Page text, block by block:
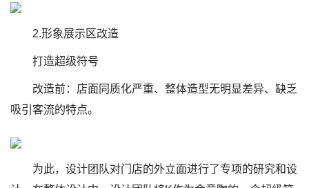
2.形象展示区改造
打造超级符号
改造前：店面同质化严重、整体造型无明显差异、缺乏
吸引客流的特点。
为此，设计团队对门店的外立面进行了专项的研究和设